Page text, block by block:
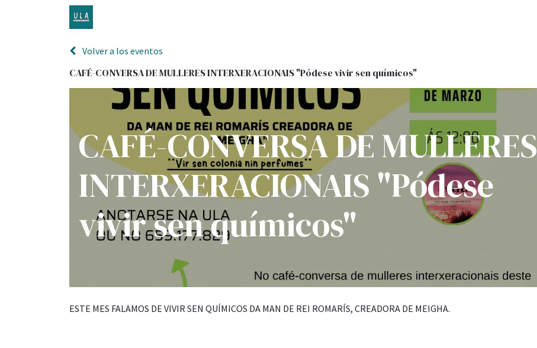
Volver a los eventos
CAFÉ-CONVERSA DE MULLERES INTERXERACIONAIS "Pódese vivir sen químicos"
CAFÉ-CONVERSA DE MULLERES
INTERXERACIONAIS "Pódese
vivir sen químicos"
ESTE MES FALAMOS DE VIVIR SEN QUÍMICOS DA MAN DE REI ROMARÍS, CREADORA DE MEIGHA.